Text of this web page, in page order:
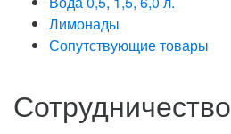
Лимонады
Сопутствующие товары
Сотрудничество